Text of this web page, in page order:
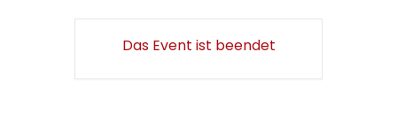
Das Event ist beendet